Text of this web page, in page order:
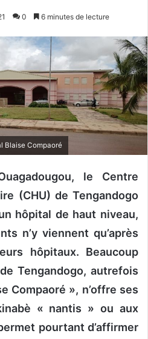
0 6 minutes de lecture
Blaise Compaoré
le Centre
(CHU) de Tengandogo
hôpital de haut niveau,
n’y viennent qu’après
hôpitaux. Beaucoup
Tengandogo, autrefois
Compaoré », n’offre ses
« nantis » ou aux
pourtant d’affirmer